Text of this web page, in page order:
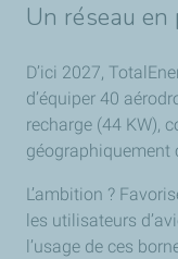
Un réseau
D’ici 2027,
d’équiper 40
recharge (44 KW),
géographiquement
L’ambition ?
les utilisateurs
l’usage de ces